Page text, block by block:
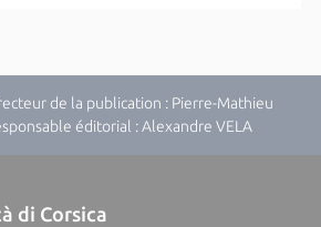
de la publication : Pierre-Mathieu
éditorial : Alexandre VELA
di Corsica